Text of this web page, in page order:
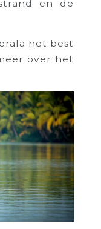
en de
het best
over het